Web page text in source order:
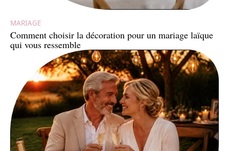
MARIAGE
Comment choisir la décoration pour un mariage laïque
qui vous ressemble